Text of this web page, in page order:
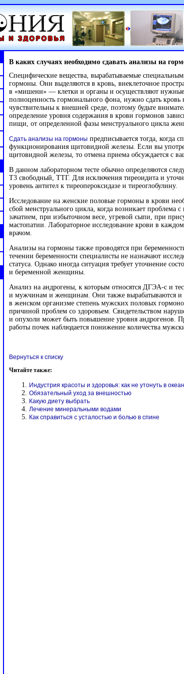
В каких случаях необходимо сдавать анализы на
Специфические вещества, вырабатываемые
гормоны. Они выделяются в кровь, внеклеточное
в «мишени» — клетки и органы и осуществляют
полноценность гормонального фона, нужно сдать
чувствительны к внешней среде, поэтому будьте
определение уровня содержания в крови гормонов
пищи, от определенной фазы менструального цикла
Сдать анализы на гормоны предписывается тогда, когда
функционирования щитовидной железы. Если вы
щитовидной железы, то отмена приема обсуждается с
В данном лабораторном тесте обычно определяются
Т3 свободный, ТТГ. Для исключения тиреоидита и
уровень антител к тиреопероксидазе и тиреоглобулину.
Исследование на женские половые гормоны в крови
сбой менструального цикла, когда возникает проблема
зачатием, при избыточном весе, угревой сыпи, при
мастопатии. Лабораторное исследование крови в
врачом.
Анализы на гормоны также проводятся при
течении беременности специалисты не назначают
статуса. Однако иногда ситуация требует уточнение
и беременной женщины.
Анализ на андрогены, к которым относятся ДГЭА-с и
и мужчинам и женщинам. Они также вырабатываются и
в женском организме степень мужских половых
причиной проблем со здоровьем. Свидетельством
и опухоли может быть повышение уровня андрогенов.
работы почек наблюдается понижение количества
Вернуться к списку
Читайте также:
Индустрия красоты и здоровья: как не утонуть в
Обязательный уход за внешностью
Какую диету выбрать
Лечение минеральными водами
Как справиться с усталостью и болью в спине